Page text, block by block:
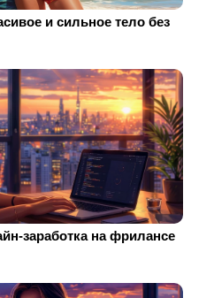
и сильное тело без
заработка на фрилансе